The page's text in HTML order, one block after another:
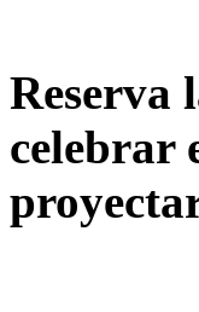
Reserva
celebrar